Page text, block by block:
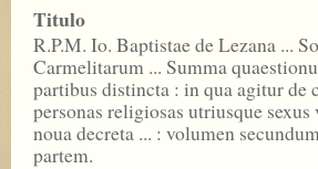
Titulo
R.P.M. Io. Baptistae de Lezana ...
Carmelitarum ... Summa
partibus distincta : in qua agitur de
personas religiosas utriusque
noua decreta ... : volumen
partem.